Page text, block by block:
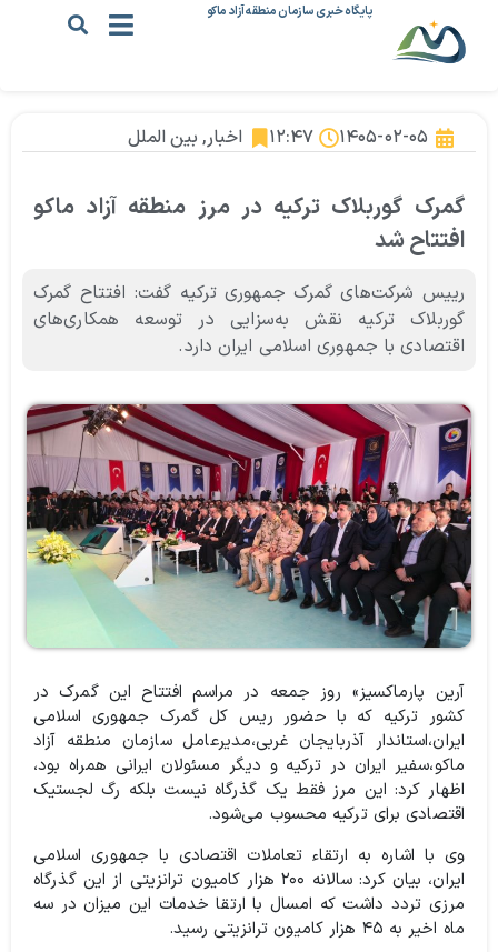
پایگاه خبری سازمان منطقه آزاد ماکو
۱۴۰۵-۰۲-۰۵ ۱۲:۴۷ اخبار, بین الملل
گمرک گوربلاک ترکیه در مرز منطقه آزاد ماکو
افتتاح شد
رییس شرکت‌های گمرک جمهوری ترکیه گفت: افتتاح گمرک
گوربلاک ترکیه نقش به‌سزایی در توسعه همکاری‌های
اقتصادی با جمهوری اسلامی ایران دارد.
آرین پارماکسیز» روز جمعه در مراسم افتتاح این گمرک در
کشور ترکیه که با حضور ريس کل گمرک جمهوری اسلامی
ایران،‌استاندار آذربایجان غربی،‌مدیرعامل سازمان منطقه آزاد
ماکو،‌سفیر ایران در ترکیه و دیگر مسئولان ایرانی همراه بود،
اظهار کرد: این مرز فقط یک گذرگاه نیست بلکه رگ لجستیک
اقتصادی برای ترکیه محسوب می‌شود.
وی با اشاره به ارتقاء تعاملات اقتصادی با جمهوری اسلامی
ایران، بیان کرد: سالانه ۲۰۰ هزار کامیون ترانزیتی از این گذرگاه
مرزی تردد داشت که امسال با ارتقا خدمات این میزان در سه
ماه اخیر به ۴۵ هزار کامیون ترانزیتی رسید.